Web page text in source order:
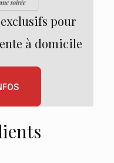
pour
à domicile